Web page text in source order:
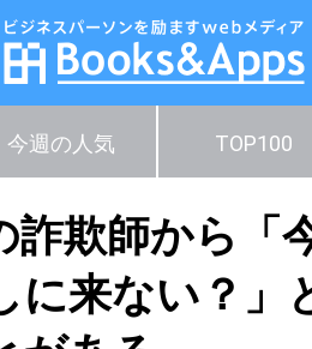
今週の人気 TOP100
詐欺師から「
に来ない？」